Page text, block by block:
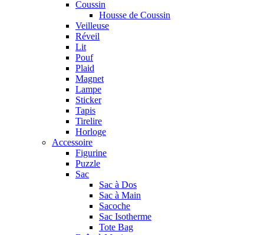
Coussin
Housse de Coussin
Veilleuse
Réveil
Lit
Pouf
Plaid
Magnet
Lampe
Sticker
Tapis
Tirelire
Horloge
Accessoire
Figurine
Puzzle
Sac
Sac à Dos
Sac à Main
Sacoche
Sac Isotherme
Tote Bag